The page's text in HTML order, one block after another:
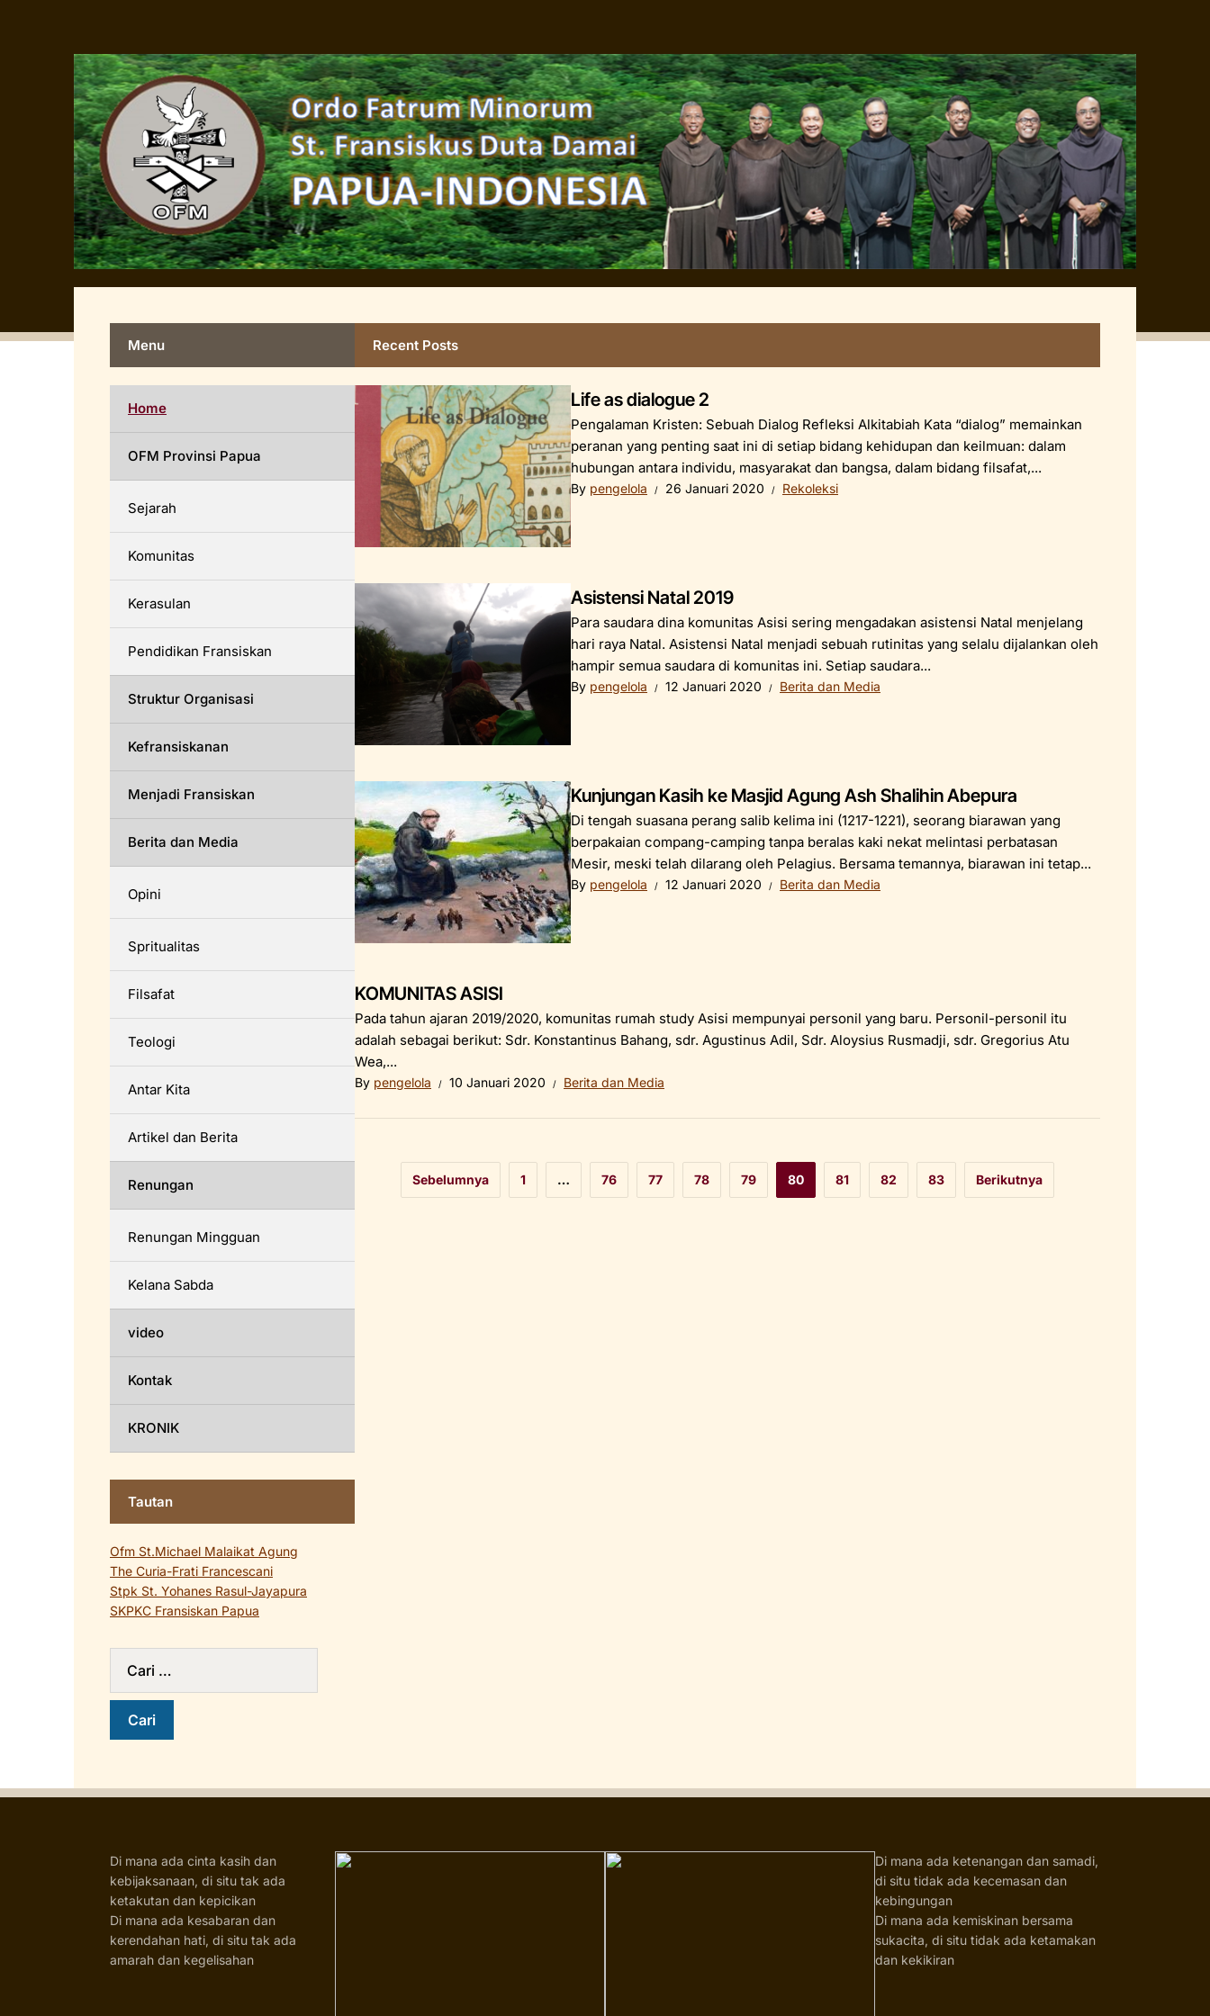
Recent Posts
Life as dialogue 2
Pengalaman Kristen: Sebuah Dialog Refleksi Alkitabiah Kata “dialog” memainkan
peranan yang penting saat ini di setiap bidang kehidupan dan keilmuan: dalam
hubungan antara individu, masyarakat dan bangsa, dalam bidang filsafat,...
By pengelola 26 Januari 2020 Rekoleksi
Asistensi Natal 2019
Para saudara dina komunitas Asisi sering mengadakan asistensi Natal menjelang
hari raya Natal. Asistensi Natal menjadi sebuah rutinitas yang selalu dijalankan oleh
hampir semua saudara di komunitas ini. Setiap saudara...
By pengelola 12 Januari 2020 Berita dan Media
Kunjungan Kasih ke Masjid Agung Ash Shalihin Abepura
Di tengah suasana perang salib kelima ini (1217-1221), seorang biarawan yang
berpakaian compang-camping tanpa beralas kaki nekat melintasi perbatasan
Mesir, meski telah dilarang oleh Pelagius. Bersama temannya, biarawan ini tetap...
By pengelola 12 Januari 2020 Berita dan Media
KOMUNITAS ASISI
Pada tahun ajaran 2019/2020, komunitas rumah study Asisi mempunyai personil yang baru. Personil-personil itu
adalah sebagai berikut: Sdr. Konstantinus Bahang, sdr. Agustinus Adil, Sdr. Aloysius Rusmadji, sdr. Gregorius Atu
Wea,...
By pengelola 10 Januari 2020 Berita dan Media
Sebelumnya 1 … 76 77 78 79 80 81 82 83 Berikutnya
Menu
Home
OFM Provinsi Papua
Sejarah
Komunitas
Kerasulan
Pendidikan Fransiskan
Struktur Organisasi
Kefransiskanan
Menjadi Fransiskan
Berita dan Media
Opini
Spritualitas
Filsafat
Teologi
Antar Kita
Artikel dan Berita
Renungan
Renungan Mingguan
Kelana Sabda
video
Kontak
KRONIK
Tautan
Ofm St.Michael Malaikat Agung
The Curia-Frati Francescani
Stpk St. Yohanes Rasul-Jayapura
SKPKC Fransiskan Papua
Di mana ada cinta kasih dan
kebijaksanaan, di situ tak ada
ketakutan dan kepicikan
Di mana ada kesabaran dan
kerendahan hati, di situ tak ada
amarah dan kegelisahan
Di mana ada ketenangan dan samadi,
di situ tidak ada kecemasan dan
kebingungan
Di mana ada kemiskinan bersama
sukacita, di situ tidak ada ketamakan
dan kekikiran